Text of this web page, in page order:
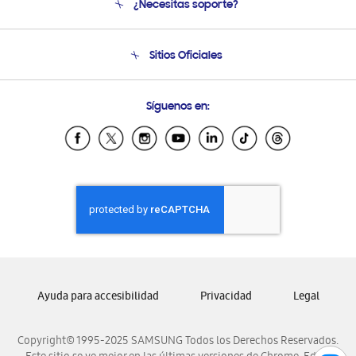
Soporte
Condiciones de Compra
¿Necesitas soporte?
Soporte vía eMail
Sitios Oficiales
Samsung Ecuador
Samsung El Salvador
Samsung Honduras
Samsung Nicaragua
Samsung Panamá
Samsung Venezuela
Síguenos en:
Copyright© 1995-2025 SAMSUNG Todos los Derechos Reservados.
Ayuda para accesibilidad Privacidad Legal